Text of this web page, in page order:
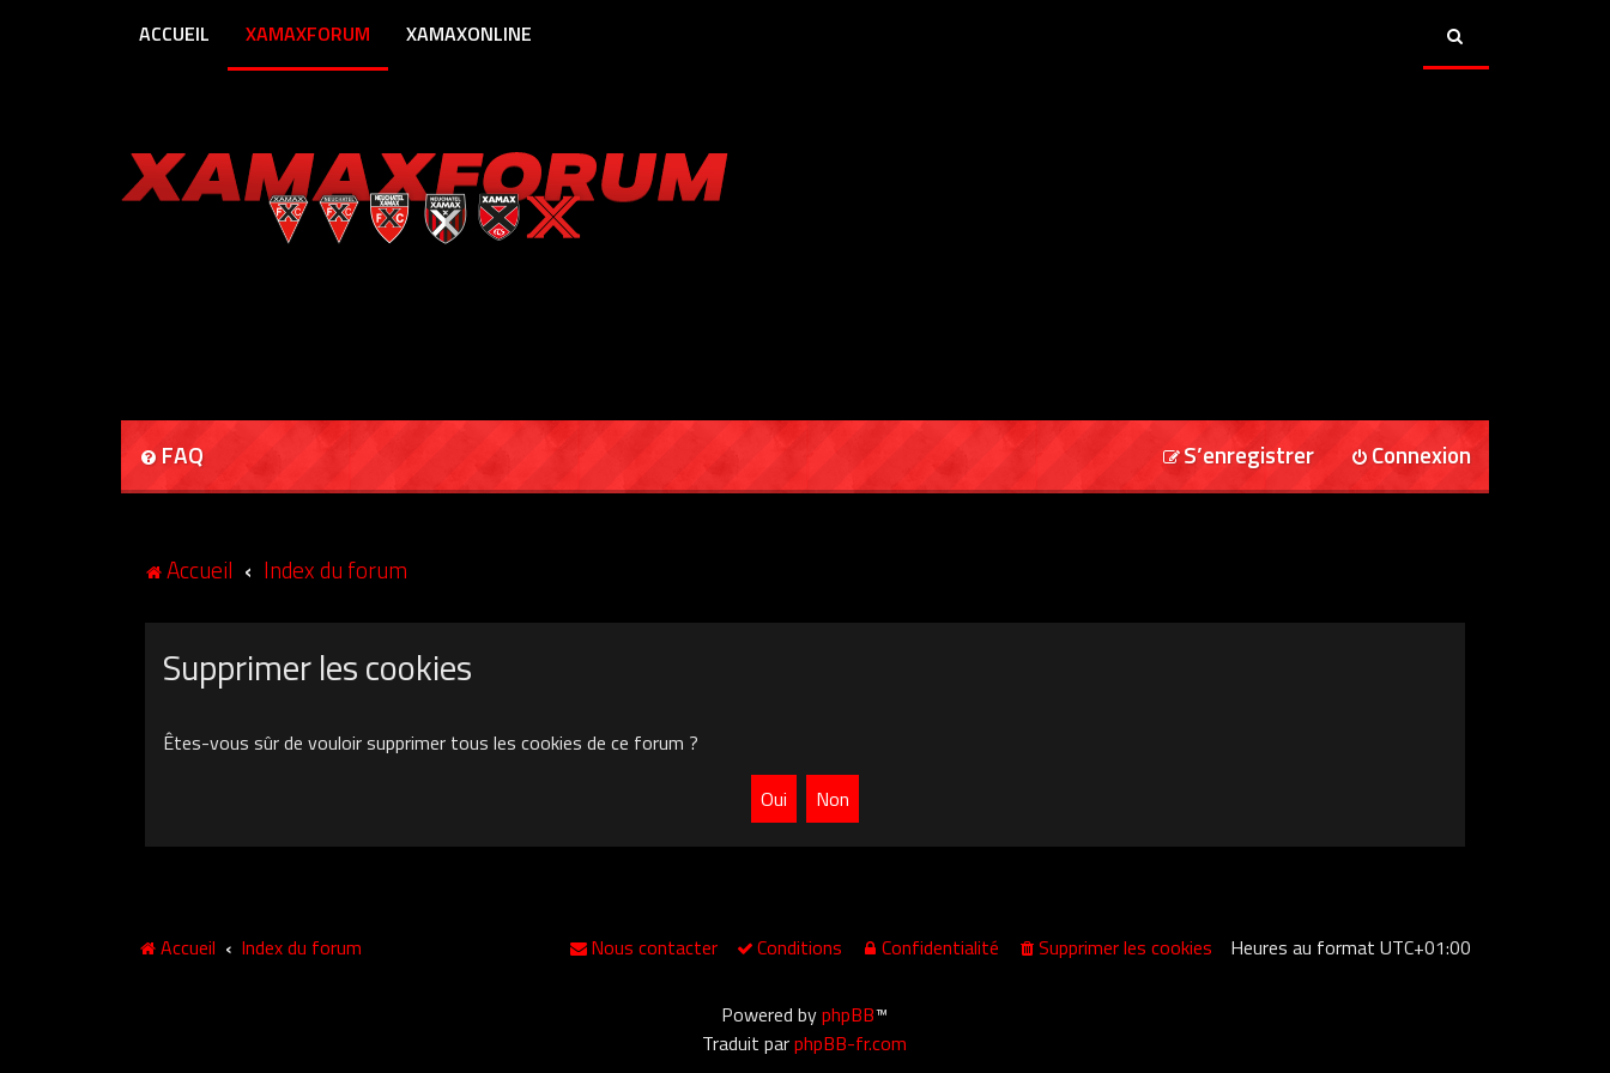
ACCUEIL XAMAXFORUM XAMAXONLINE
FAQ Connexion
S’enregistrer
Accueil Index du forum
Supprimer les cookies
Êtes-vous sûr de vouloir supprimer tous les cookies de ce forum ?
Accueil Index du forum Heures au formatUTC+01:00
Supprimer les cookies
Confidentialité
Conditions
Nous contacter
Powered byphpBB™
Traduit parphpBB-fr.com